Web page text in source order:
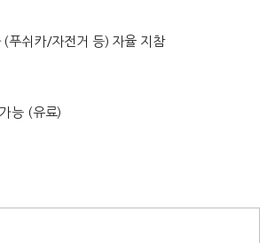
(푸쉬카/자전거 등) 자율 지참
능 (유료)